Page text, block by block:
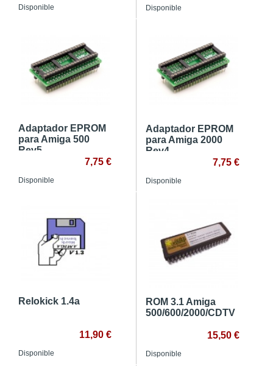
Disponible Disponible
Adaptador EPROM
para Amiga 500
Rev5
7,75 €
Disponible
Adaptador EPROM
para Amiga 2000
Rev4
7,75 €
Disponible
Relokick 1.4a
11,90 €
Disponible
ROM 3.1 Amiga
500/600/2000/CDTV
15,50 €
Disponible